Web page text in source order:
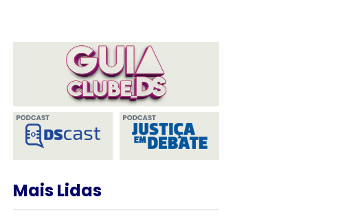
Mais Lidas